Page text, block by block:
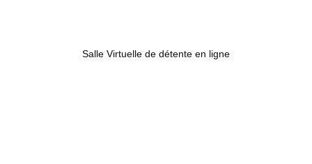
Salle Virtuelle de détente en ligne